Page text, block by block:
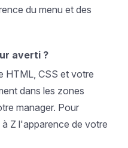
du menu et des
averti ?
HTML, CSS et votre
dans les zones
manager. Pour
Z l'apparence de votre